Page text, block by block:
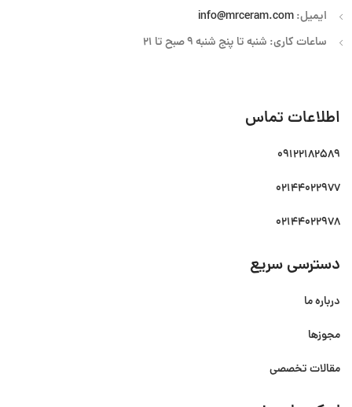
ایمیل:info@mrceram.com
ساعات کاری: شنبه تا پنج شنبه 9 صبح تا 21
اطلاعات تماس
09122182589
02144022977
02144022978
دسترسی سریع
درباره ما
مجوزها
مقالات تخصصی